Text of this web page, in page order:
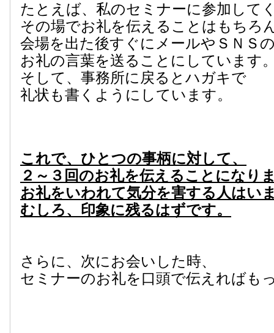
たとえば、私のセミナーに参加して
その場でお礼を伝えることはもちろ
会場を出た後すぐにメールやＳＮＳ
お礼の言葉を送ることにしています
そして、事務所に戻るとハガキで
礼状も書くようにしています。
これで、ひとつの事柄に対して、
２～３回のお礼を伝えることになり
お礼をいわれて気分を害する人はい
むしろ、印象に残るはずです。
さらに、次にお会いした時、
セミナーのお礼を口頭で伝えればも